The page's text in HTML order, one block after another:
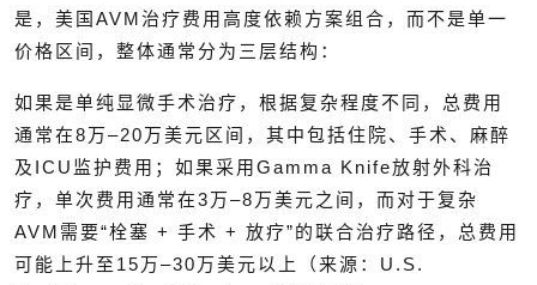
是，美国AVM治疗费用高度依赖方案组合，而不是单一
价格区间，整体通常分为三层结构：
如果是单纯显微手术治疗，根据复杂程度不同，总费用
通常在8万–20万美元区间，其中包括住院、手术、麻醉
及ICU监护费用；如果采用Gamma Knife放射外科治
疗，单次费用通常在3万–8万美元之间，而对于复杂
AVM需要“栓塞 + 手术 + 放疗”的联合治疗路径，总费用
可能上升至15万–30万美元以上（来源：U.S.